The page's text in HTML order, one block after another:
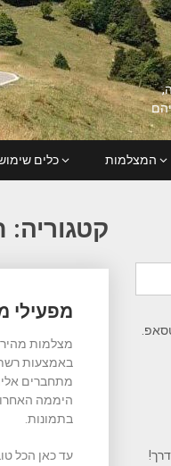
המצלמות כלים
קטגוריה:
מפעילי
באמצעות
מתחברים
היממה
בתמונות.
עד כאן הכל
navigation